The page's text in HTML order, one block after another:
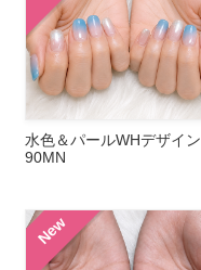
水色＆パールWHデザイン
90MN
New